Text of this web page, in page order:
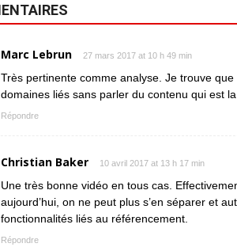
Marc Lebrun 27 mars 2017 at 10 h 49 min
Très pertinente comme analyse. Je trouve
domaines liés sans parler du contenu qui est
Répondre
Christian Baker 10 avril 2017 at 13 h 17 min
Une très bonne vidéo en tous cas.
aujourd’hui, on ne peut plus s’en séparer et
fonctionnalités liés au référencement.
Répondre